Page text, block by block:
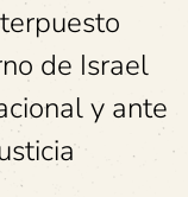
de Israel
y ante